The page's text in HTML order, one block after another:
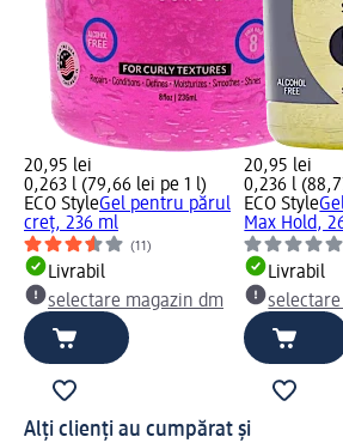
20,95 lei
0,263 l (79,66 lei pe 1 l)
ECO StyleGel pentru părul
creț, 236 ml
(11)
Livrabil
selectare magazin dm
20,95 lei
0,236 l
ECO Style
Max Hold,
Livrabil
Alți clienți au cumpărat și